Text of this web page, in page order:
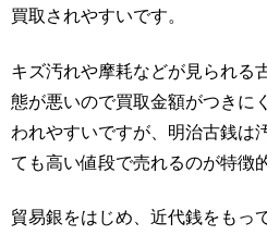
買取されやすいです。
キズ汚れや摩耗などが見られる
態が悪いので買取金額がつきに
われやすいですが、 明治古銭は
ても高い値段で売れるのが特徴
貿易銀をはじめ、近代銭をもっ